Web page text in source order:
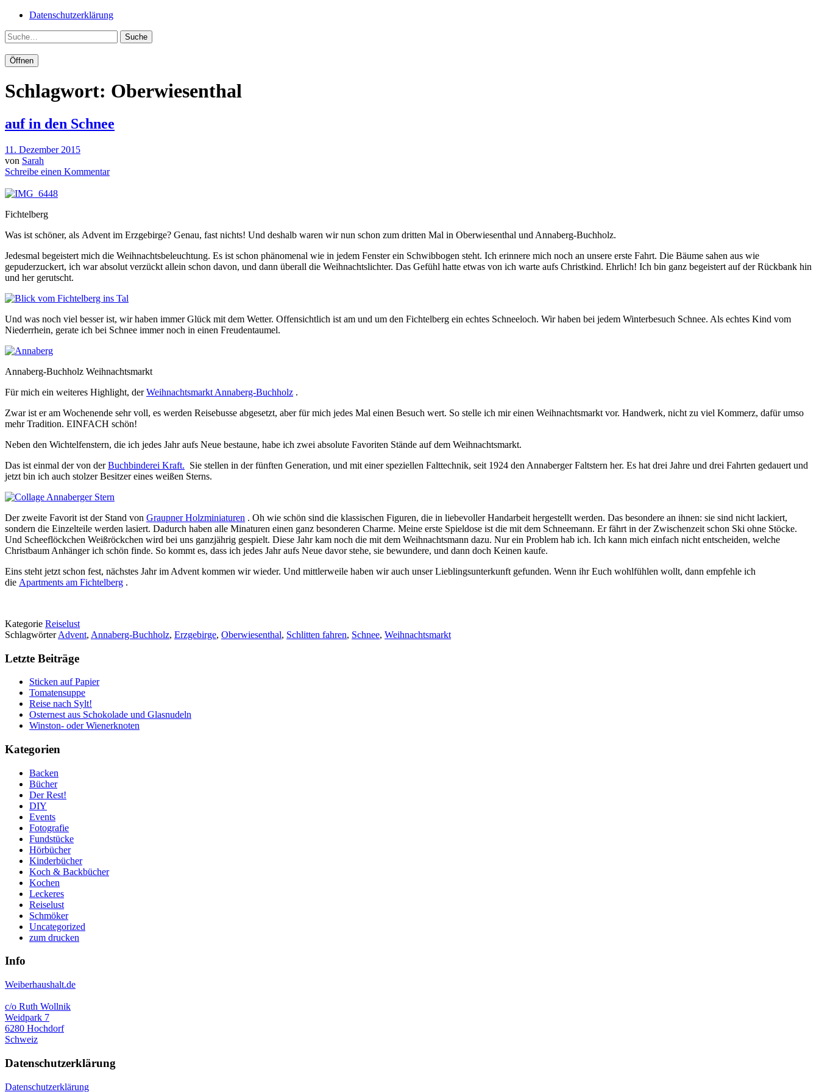
Datenschutzerklärung
Suche
Öffnen
Schlagwort: Oberwiesenthal
auf in den Schnee
11. Dezember 2015
von Sarah
Schreibe einen Kommentar
Fichtelberg
Was ist schöner, als Advent im Erzgebirge? Genau, fast nichts! Und deshalb waren wir nun schon zum dritten Mal in Oberwiesenthal und Annaberg-Buchholz.
Jedesmal begeistert mich die Weihnachtsbeleuchtung. Es ist schon phänomenal wie in jedem Fenster ein Schwibbogen steht. Ich erinnere mich noch an unsere erste Fahrt. Die Bäume sahen aus wie
gepuderzuckert, ich war absolut verzückt allein schon davon, und dann überall die Weihnachtslichter. Das Gefühl hatte etwas von ich warte aufs Christkind. Ehrlich! Ich bin ganz begeistert auf der Rückbank hin
und her gerutscht.
Und was noch viel besser ist, wir haben immer Glück mit dem Wetter. Offensichtlich ist am und um den Fichtelberg ein echtes Schneeloch. Wir haben bei jedem Winterbesuch Schnee. Als echtes Kind vom
Niederrhein, gerate ich bei Schnee immer noch in einen Freudentaumel.
Annaberg-Buchholz Weihnachtsmarkt
Für mich ein weiteres Highlight, derWeihnachtsmarkt Annaberg-Buchholz .
Zwar ist er am Wochenende sehr voll, es werden Reisebusse abgesetzt, aber für mich jedes Mal einen Besuch wert. So stelle ich mir einen Weihnachtsmarkt vor. Handwerk, nicht zu viel Kommerz, dafür umso
mehr Tradition. EINFACH schön!
Neben den Wichtelfenstern, die ich jedes Jahr aufs Neue bestaune, habe ich zwei absolute Favoriten Stände auf dem Weihnachtsmarkt.
Das ist einmal der von derBuchbinderei Kraft. Sie stellen in der fünften Generation, und mit einer speziellen Falttechnik, seit 1924 den Annaberger Faltstern her. Es hat drei Jahre und drei Fahrten gedauert und
jetzt bin ich auch stolzer Besitzer eines weißen Sterns.
Der zweite Favorit ist der Stand von Graupner Holzminiaturen . Oh wie schön sind die klassischen Figuren, die in liebevoller Handarbeit hergestellt werden. Das besondere an ihnen: sie sind nicht lackiert,
sondern die Einzelteile werden lasiert. Dadurch haben alle Minaturen einen ganz besonderen Charme. Meine erste Spieldose ist die mit dem Schneemann. Er fährt in der Zwischenzeit schon Ski ohne Stöcke.
Und Scheeflöckchen Weißröckchen wird bei uns ganzjährig gespielt. Diese Jahr kam noch die mit dem Weihnachtsmann dazu. Nur ein Problem hab ich. Ich kann mich einfach nicht entscheiden, welche
Christbaum Anhänger ich schön finde. So kommt es, dass ich jedes Jahr aufs Neue davor stehe, sie bewundere, und dann doch Keinen kaufe.
Eins steht jetzt schon fest, nächstes Jahr im Advent kommen wir wieder. Und mittlerweile haben wir auch unser Lieblingsunterkunft gefunden. Wenn ihr Euch wohlfühlen wollt, dann empfehle ich
die Apartments am Fichtelberg .
Kategorie Reiselust
SchlagwörterAdvent, Annaberg-Buchholz, Erzgebirge, Oberwiesenthal, Schlitten fahren, Schnee, Weihnachtsmarkt
Letzte Beiträge
Sticken auf Papier
Tomatensuppe
Reise nach Sylt!
Osternest aus Schokolade und Glasnudeln
Winston- oder Wienerknoten
Kategorien
Backen
Bücher
Der Rest!
DIY
Events
Fotografie
Fundstücke
Hörbücher
Kinderbücher
Koch & Backbücher
Kochen
Leckeres
Reiselust
Schmöker
Uncategorized
zum drucken
Info
Weiberhaushalt.de
c/o Ruth Wollnik
Weidpark 7
6280 Hochdorf
Schweiz
Datenschutzerklärung
Datenschutzerklärung